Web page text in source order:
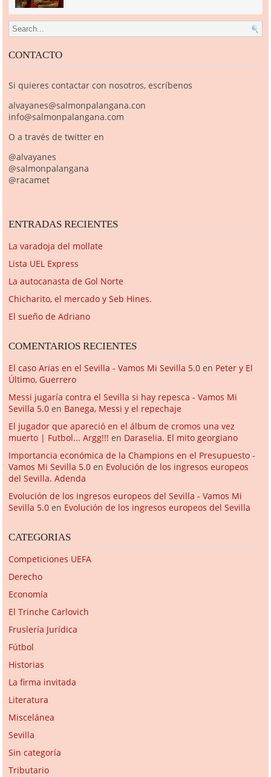
Search for:
CONTACTO
Si quieres contactar con nosotros, escríbenos
alvayanes@salmonpalangana.con
info@salmonpalangana.com
O a través de twitter en
@alvayanes
@salmonpalangana
@racamet
ENTRADAS RECIENTES
La varadoja del mollate
Lista UEL Express
La autocanasta de Gol Norte
Chicharito, el mercado y Seb Hines.
El sueño de Adriano
COMENTARIOS RECIENTES
El caso Arias en el Sevilla - Vamos Mi Sevilla 5.0 en Peter y El
Último, Guerrero
Messi jugaría contra el Sevilla si hay repesca - Vamos Mi
Sevilla 5.0 en Banega, Messi y el repechaje
El jugador que apareció en el álbum de cromos una vez
muerto | Futbol... Argg!!! en Daraselia. El mito georgiano
Importancia económica de la Champions en el Presupuesto -
Vamos Mi Sevilla 5.0 en Evolución de los ingresos europeos
del Sevilla. Adenda
Evolución de los ingresos europeos del Sevilla - Vamos Mi
Sevilla 5.0 en Evolución de los ingresos europeos del Sevilla
CATEGORIAS
Competiciones UEFA
Derecho
Economía
El Trinche Carlovich
Fruslería Jurídica
Fútbol
Historias
La firma invitada
Literatura
Miscelánea
Sevilla
Sin categoría
Tributario